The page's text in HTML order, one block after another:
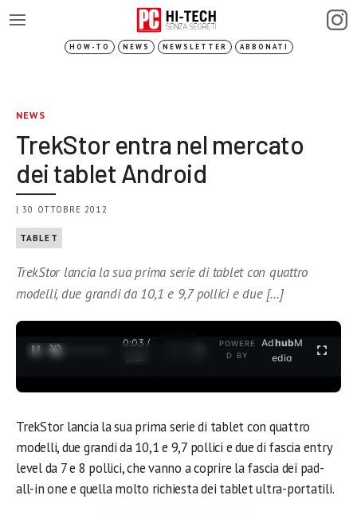
HOW-TO NEWS NEWSLETTER ABBONATI
NEWS
TrekStor entra nel mercato
dei tablet Android
| 30 OTTOBRE 2012
TABLET
TrekStor lancia la sua prima serie di tablet con quattro
modelli, due grandi da 10,1 e 9,7 pollici e due […]
0:04 /
3:37
POWERE
D BY
AdhubM
edia
TrekStor lancia la sua prima serie di tablet con quattro
modelli, due grandi da 10,1 e 9,7 pollici e due di fascia entry
level da 7 e 8 pollici, che vanno a coprire la fascia dei pad-
all-in one e quella molto richiesta dei tablet ultra-portatili.